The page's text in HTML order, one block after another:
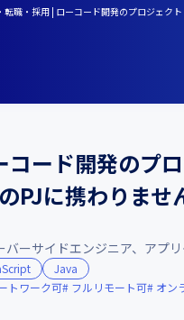
転職・採用 | ローコード開発のプロジェ
コード開発のプ
PJに携わりませ
バーサイドエンジニア、アプ
Java
トワーク可
フルリモート可 オン